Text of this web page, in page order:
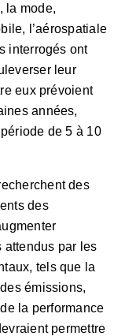
la mode,
l’aérospatiale
interrogés ont
leur
eux prévoient
années,
de 5 à 10
des
des
attendus par les
tels que la
émissions,
la performance
permettre